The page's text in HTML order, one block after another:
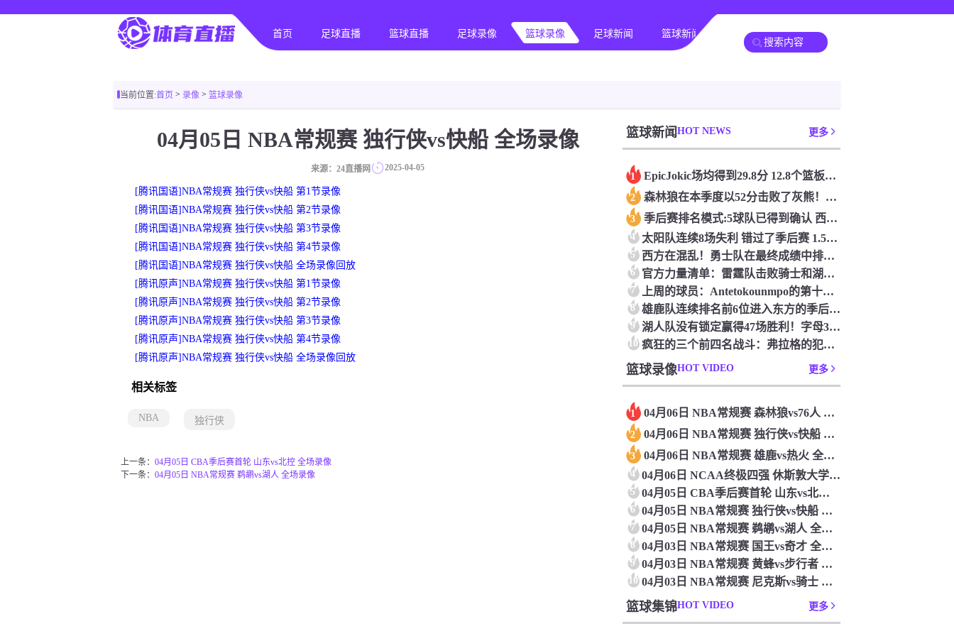
首页 足球直播 篮球直播 足球录像 篮球录像 足球新闻 篮球新闻
当前位置:首页 > 录像 > 篮球录像
04月05日 NBA常规赛 独行侠vs快船 全场录像
来源：24直播网 2025-04-05
[腾讯国语]NBA常规赛 独行侠vs快船 第1节录像
[腾讯国语]NBA常规赛 独行侠vs快船 第2节录像
[腾讯国语]NBA常规赛 独行侠vs快船 第3节录像
[腾讯国语]NBA常规赛 独行侠vs快船 第4节录像
[腾讯国语]NBA常规赛 独行侠vs快船 全场录像回放
[腾讯原声]NBA常规赛 独行侠vs快船 第1节录像
[腾讯原声]NBA常规赛 独行侠vs快船 第2节录像
[腾讯原声]NBA常规赛 独行侠vs快船 第3节录像
[腾讯原声]NBA常规赛 独行侠vs快船 第4节录像
[腾讯原声]NBA常规赛 独行侠vs快船 全场录像回放
相关标签
NBA 独行侠
上一条： 04月05日 CBA季后赛首轮 山东vs北控 全场录像
下一条： 04月05日 NBA常规赛 鹈鹕vs湖人 全场录像
篮球新闻 HOT NEWS 更多
1 Epic️Jokic场均得到29.8分 12.8个篮板和10.2次助攻 平均三双很容易吗？
2 森林狼在本季度以52分击败了灰熊！一个部分中的21个中有18个！骑着摇头丸的战士第六 湖船不舒服
3 季后赛排名模式:5球队已得到确认 西方有一支悲惨的3-8队
4 太阳队连续8场失利 错过了季后赛 1.5亿巨人完全失败了
5 西方在混乱！勇士队在最终成绩中排名第七 湖人队晋级季后赛 火箭向快船送了礼物
6 官方力量清单：雷霆队击败骑士和湖人队排名第五
7 上周的球员：Antetokounmpo的第十个职业
8 雄鹿队连续排名前6位进入东方的季后赛 而老鹰队连续第四年在季后赛中踢球
9 湖人队没有锁定赢得47场胜利！字母36+15+10 波特24+12+8 42胜利以锁定季后赛
10 疯狂的三个前四名战斗：弗拉格的犯规 杜克·布莱克在33秒的惊喜中出现了
篮球录像HOT VIDEO 更多
1 04月06日 NBA常规赛 森林狼vs76人 全场录像
2 04月06日 NBA常规赛 独行侠vs快船 全场录像
3 04月06日 NBA常规赛 雄鹿vs热火 全场录像
4 04月06日 NCAA终极四强 休斯敦大学vs杜克大学 全场录像
5 04月05日 CBA季后赛首轮 山东vs北控 全场录像
6 04月05日 NBA常规赛 独行侠vs快船 全场录像
7 04月05日 NBA常规赛 鹈鹕vs湖人 全场录像
8 04月03日 NBA常规赛 国王vs奇才 全场录像
9 04月03日 NBA常规赛 黄蜂vs步行者 全场录像
10 04月03日 NBA常规赛 尼克斯vs骑士 全场录像
篮球集锦HOT VIDEO 更多